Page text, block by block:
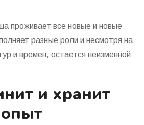
проживает все новые и новые
разные роли и несмотря на
и времен, остается неизменной
и хранит